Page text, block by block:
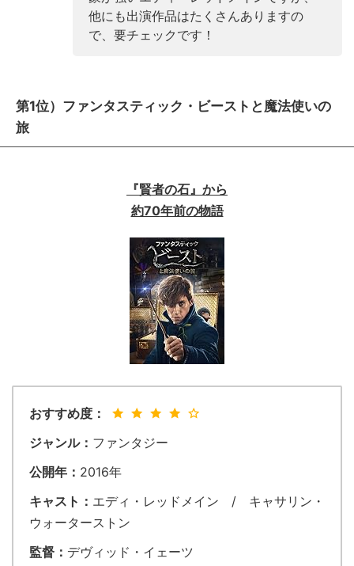
他にも出演作品はたくさんありますの
で、要チェックです！
第1位）ファンタスティック・ビーストと魔法使いの
旅
『賢者の石』から
約70年前の物語
おすすめ度：
ジャンル： ファンタジー
公開年： 2016年
キャスト： エディ・レッドメイン / キャサリン・
ウォーターストン
監督： デヴィッド・イェーツ